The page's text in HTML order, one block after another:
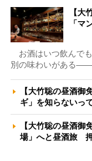
【大
「マ
お酒はいつ飲んで
別の味わいがある――
【大竹聡の昼酒御
ギ」を知らない
【大竹聡の昼酒御
場」へと昼酒旅